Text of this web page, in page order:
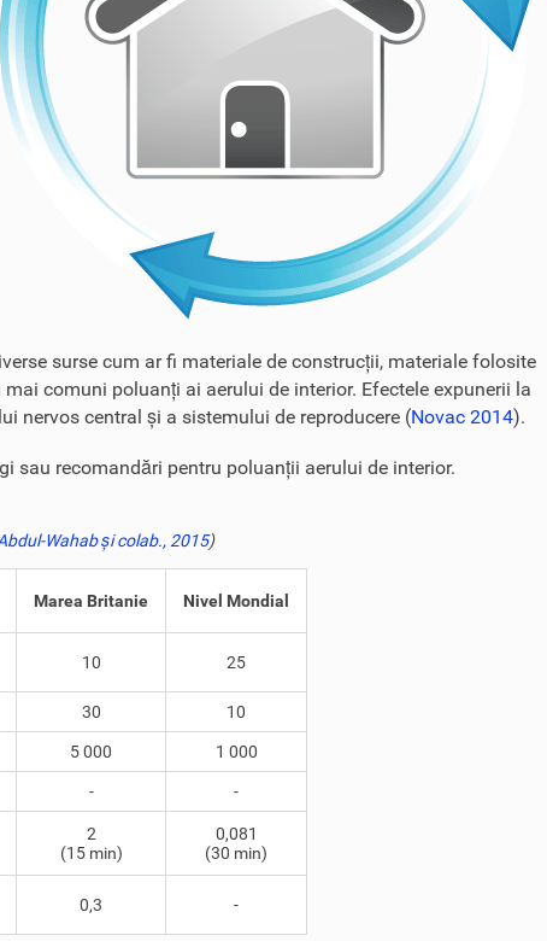
surse cum ar fi materiale de construcții, materiale folosite
comuni poluanți ai aerului de interior. Efectele expunerii la
nervos central și a sistemului de reproducere (Novac 2014).
sau recomandări pentru poluanții aerului de interior.
Wahab și colab., 2015)
Marea Britanie Nivel Mondial
10 25
30 10
5 000 1 000
- -
2
(15 min)
0,081
(30 min)
0,3 -